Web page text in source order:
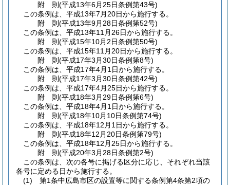
附 則(平成13年6月25日条例第43号)
この条例は、平成13年7月20日から施行する。
附 則(平成13年9月28日条例第52号)
この条例は、平成13年11月26日から施行する。
附 則(平成15年10月2日条例第50号)
この条例は、平成15年11月20日から施行する。
附 則(平成17年3月30日条例第8号)
この条例は、平成17年4月1日から施行する。
附 則(平成17年3月30日条例第42号)
この条例は、平成17年4月25日から施行する。
附 則(平成18年3月29日条例第6号)
この条例は、平成18年4月1日から施行する。
附 則(平成18年10月10日条例第74号)
この条例は、平成18年12月1日から施行する。
附 則(平成18年12月20日条例第79号)
この条例は、平成18年12月25日から施行する。
附 則(平成20年3月28日条例第2号)
この条例は、次の各号に掲げる区分に応じ、それぞれ当該
各号に定める日から施行する。
(1)
第1条中広島市区の設置等に関する条例第4条第2項の